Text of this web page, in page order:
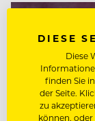
DIESE
Diese
finden Sie
der Seite.
zu
können, oder